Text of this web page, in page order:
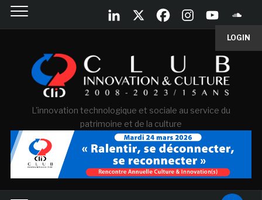
LOGIN
L'innovation technologique et sociale au service du
patrimoine et de la culture